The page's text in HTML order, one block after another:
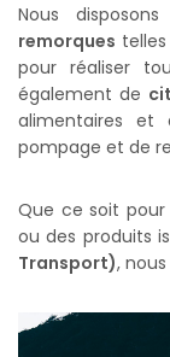
Nous
remorques
pour réaliser
également de
alimentaires et
pompage et de
Que ce soit pour
ou des produits
Transport),